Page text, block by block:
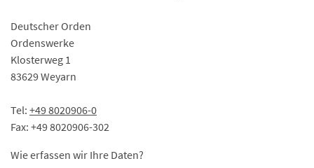
Deutscher Orden
Ordenswerke
Klosterweg 1
83629 Weyarn
Tel: +49 8020906-0
Fax: +49 8020906-302
Wie erfassen wir Ihre Daten?